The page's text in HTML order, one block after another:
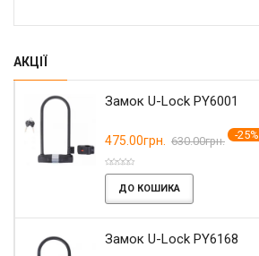
АКЦІЇ
Замок U-Lock PY6001
475.00грн. 630.00грн. -25%
ДО КОШИКА
Замок U-Lock PY6168